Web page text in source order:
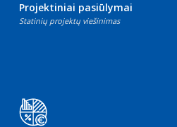
Projektiniai pasiūlymai
Statinių projektų viešinimas